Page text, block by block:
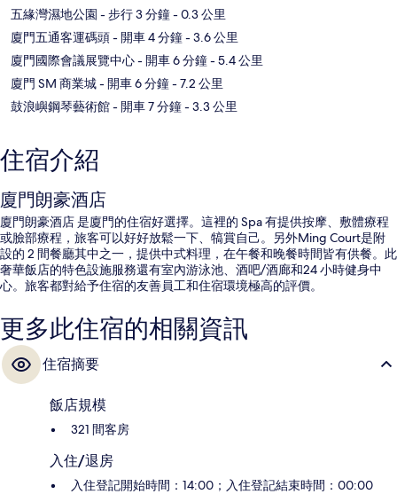
五緣灣濕地公園 - 步行 3 分鐘- 0.3 公里
廈門五通客運碼頭- 開車 4 分鐘- 3.6 公里
廈門國際會議展覽中心- 開車 6 分鐘- 5.4 公里
廈門 SM 商業城- 開車 6 分鐘- 7.2 公里
鼓浪嶼鋼琴藝術館- 開車 7 分鐘- 3.3 公里
住宿介紹
廈門朗豪酒店
廈門朗豪酒店 是廈門的住宿好選擇。這裡的 Spa 有提供按摩、敷體療程
或臉部療程，旅客可以好好放鬆一下、犒賞自己。另外Ming Court是附
設的 2 間餐廳其中之一，提供中式料理，在午餐和晚餐時間皆有供餐。此
奢華飯店的特色設施服務還有室內游泳池、酒吧/酒廊和24 小時健身中
心。旅客都對給予住宿的友善員工和住宿環境極高的評價。
更多此住宿的相關資訊
住宿摘要
飯店規模
321 間客房
入住/退房
入住登記開始時間：14:00；入住登記結束時間：00:00